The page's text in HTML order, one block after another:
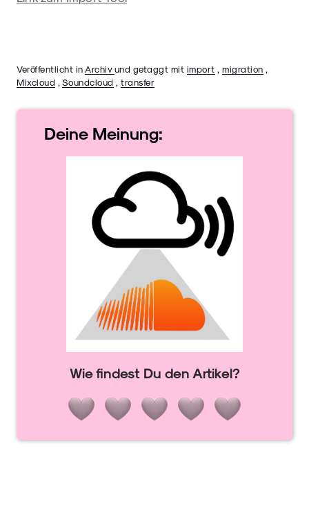
Veröffentlicht in Archiv und getaggt mit import migration
Mixcloud
Soundcloud transfer
Deine Meinung:
Wie findest Du den Artikel?